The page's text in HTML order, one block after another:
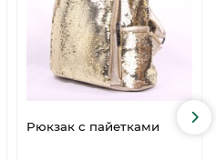
Рюкзак с пайетками